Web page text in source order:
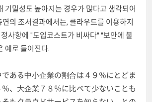
기밀성도 높아지는 경우가 많다고 생각되어
연의 조서결과에서는, 클라우드를 이용하지
사항에 "도입코스트가 비싸다" "보안에 불
예로 들어진다.
ある中小企業の割合は４９％にとどま
％、大企業７８％に比べて少ないことも